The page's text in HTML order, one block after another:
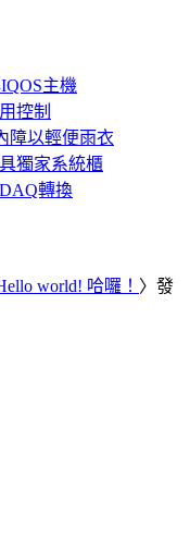
主機
控制
障以輕便雨衣
獨家系統櫃
轉換
world! 哈囉！ 〉發